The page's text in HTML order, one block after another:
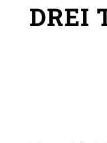
DREI